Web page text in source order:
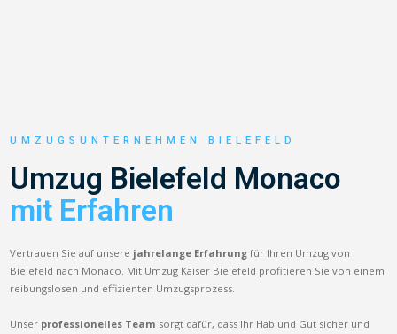
UMZUGSUNTERNEHMEN BIELEFELD
Umzug Bielefeld Monaco
mit Erfahren
Vertrauen Sie auf unsere jahrelange Erfahrung für Ihren Umzug von
Bielefeld nach Monaco. Mit Umzug Kaiser Bielefeld profitieren Sie von einem
reibungslosen und effizienten Umzugsprozess.
Unser professionelles Team sorgt dafür, dass Ihr Hab und Gut sicher und